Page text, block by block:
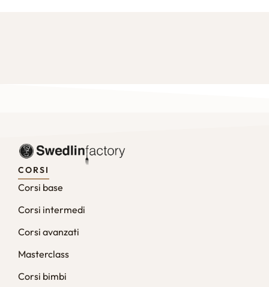
CORSI
Corsi base
Corsi intermedi
Corsi avanzati
Masterclass
Corsi bimbi